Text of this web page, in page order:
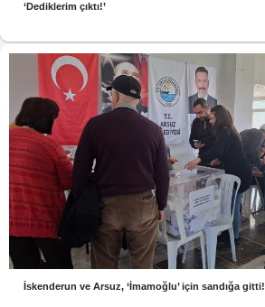
‘Dediklerim çıktı!’
İskenderun ve Arsuz, ‘İmamoğlu’ için sandığa gitti!